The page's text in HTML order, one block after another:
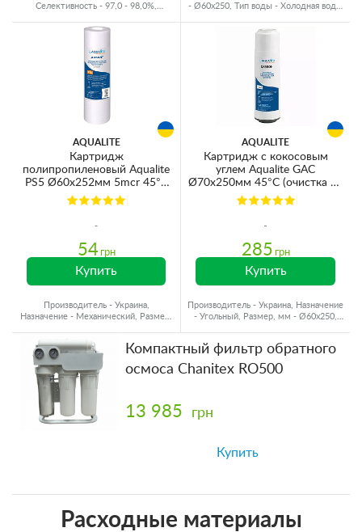
Селективность - 97,0 - 98,0%,
- Ø60x250, Тип воды - Холодная вода,
AQUALITE
Картридж
полипропиленовый Aqualite
PS5 Ø60x252мм 5mcr 45°C
(очистка от механических
примесей)
54 грн
Купить
Производитель - Украина,
Назначение - Механический, Размер,
AQUALITE
Картридж с кокосовым
углем Aqualite GAC
Ø70x250мм 45°C (очистка от
хлора и органических
загрязнений)
285 грн
Купить
Производитель - Украина, Назначение
- Угольный, Размер, мм - Ø60x250,
Компактный фильтр обратного
осмоса Chanitex RO500
13 985 грн
Купить
Расходные материалы